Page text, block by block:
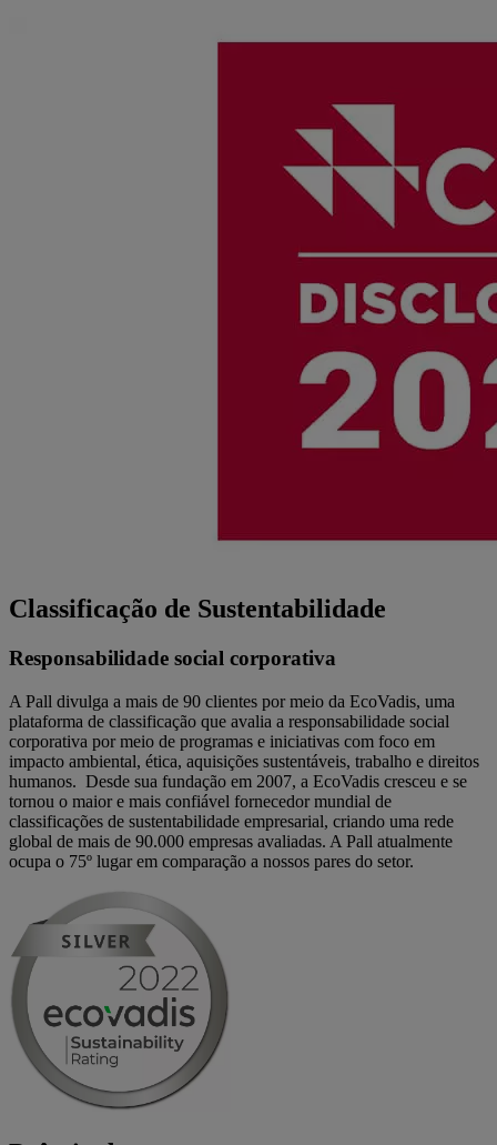
Classificação de Sustenta­bilidade
Responsabilidade social corporativa
A Pall divulga a mais de 90 clientes por meio da EcoVadis, uma
plataforma de classificação que avalia a responsabilidade social
corporativa por meio de programas e iniciativas com foco em
impacto ambiental, ética, aquisições sustentáveis, trabalho e direitos
humanos. Desde sua fundação em 2007, a EcoVadis cresceu e se
tornou o maior e mais confiável fornecedor mundial de
classificações de sustentabilidade empresarial, criando uma rede
global de mais de 90.000 empresas avaliadas. A Pall atualmente
ocupa o 75º lugar em comparação a nossos pares do setor.